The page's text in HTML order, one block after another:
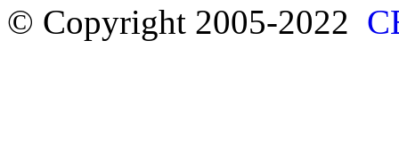
© Copyright 2005-2022